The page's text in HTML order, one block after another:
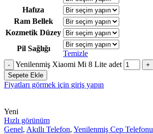
Hafıza
Ram Bellek
Kozmetik Düzey
Pil Sağlığı
Temizle
Yenilenmiş Xiaomi Mi 8 Lite adet
Sepete Ekle
Fiyatları görmek için giriş yapın
Yeni
Hızlı görünüm
Genel, Akıllı Telefon, Yenilenmiş Cep Telefonu